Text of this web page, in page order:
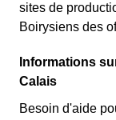
sites de
Boirysiens des
Informations
Calais
Besoin d'aide